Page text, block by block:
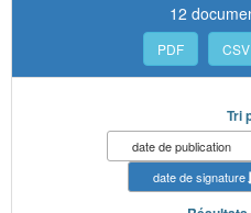
12
PDF CSV
Tri
date de publication
date de signature